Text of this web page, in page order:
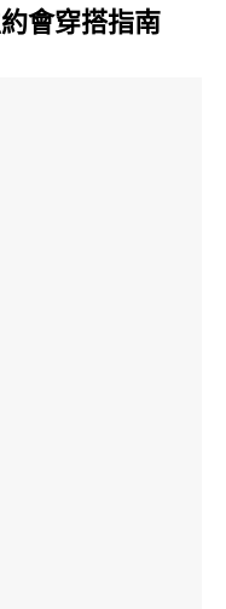
會穿搭指南